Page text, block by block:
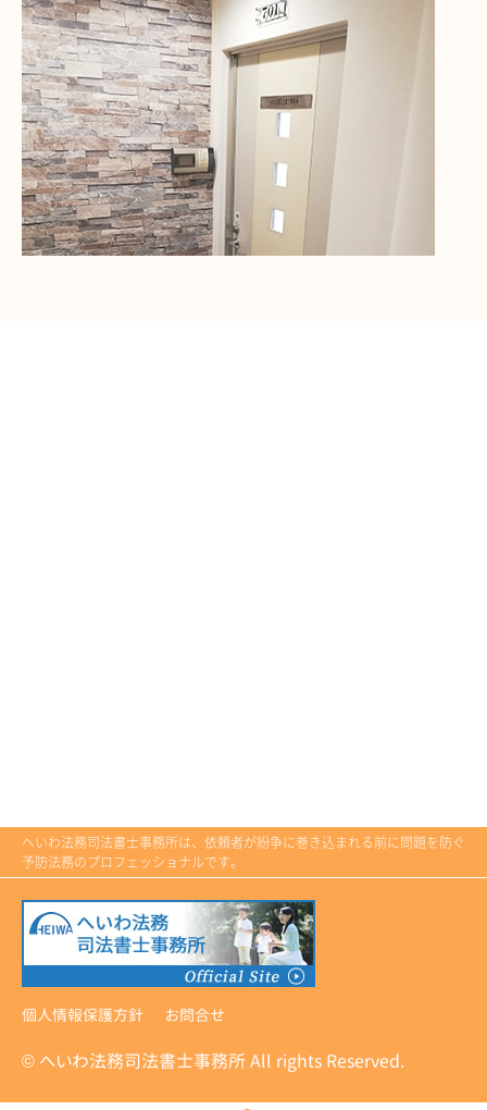
へいわ法務司法書士事務所は、依頼者が紛争に巻き込まれる前に問題を防ぐ
予防法務のプロフェッショナルです。
個人情報保護方針 お問合せ
© へいわ法務司法書士事務所 All rights Reserved.